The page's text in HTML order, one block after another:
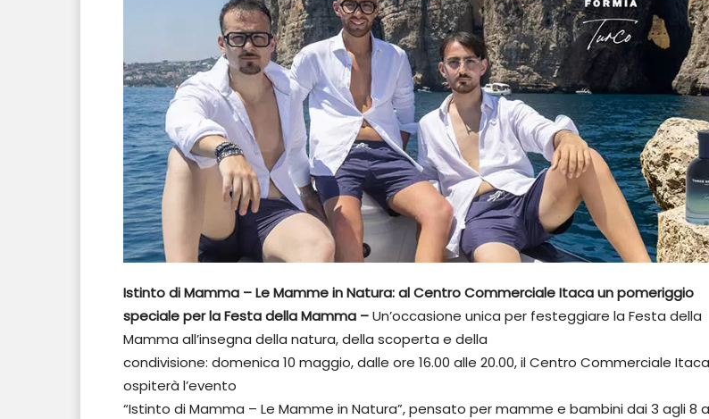
Istinto di Mamma – Le Mamme in Natura: al Centro Commerciale Itaca un pomeriggio
speciale per la Festa della Mamma –Un’occasione unica per festeggiare la Festa della
Mamma all’insegna della natura, della scoperta e della
condivisione: domenica 10 maggio, dalle ore 16.00 alle 20.00, il Centro Commerciale Itaca
ospiterà l’evento
“Istinto di Mamma – Le Mamme in Natura”, pensato per mamme e bambini dai 3 agli 8